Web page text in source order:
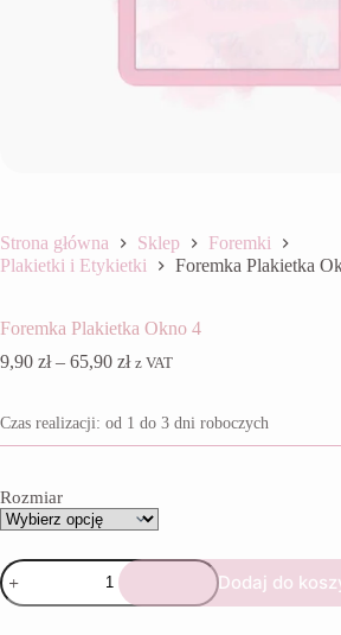
Strona główna Sklep
Foremki
Plakietki i Etykietki
Foremka Plakietka
Foremka Plakietka Okno 4
9,90 zł – 65,90 złZakres
9,90 zł
do
z VAT
Czas realizacji: od 1 do 3 dni roboczych
Rozmiar
ilość
Foremka
Plakietka
Dodaj do